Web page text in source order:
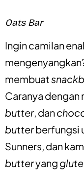
Oats Bar
Ingin camilan
membuat
Caranya dengan
butter, dan
butterberfungsi
Sunners, dan
butteryang